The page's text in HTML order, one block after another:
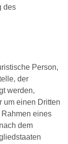
des
Person,
der
werden,
um einen Dritten
eines
dem